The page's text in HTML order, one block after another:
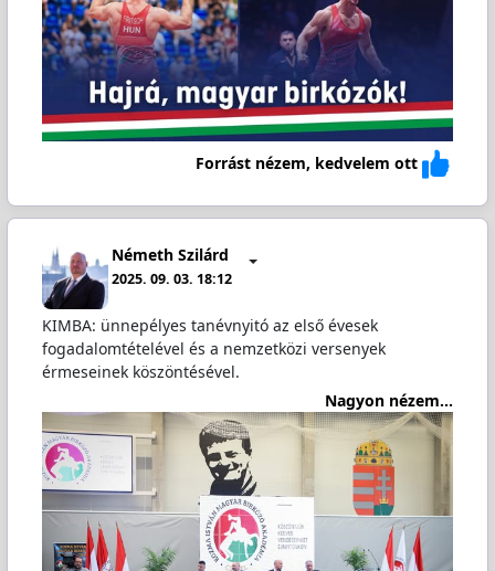
Forrást nézem, kedvelem ott
Németh Szilárd
2025. 09. 03. 18:12
KIMBA: ünnepélyes tanévnyitó az első évesek
fogadalomtételével és a nemzetközi versenyek
érmeseinek köszöntésével.
Nagyon nézem...